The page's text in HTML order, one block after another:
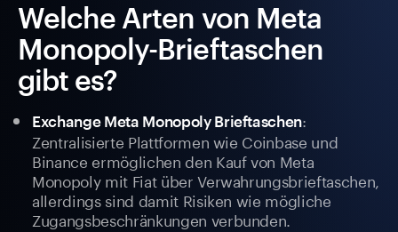
Welche Arten von Meta
Monopoly-Brieftaschen
gibt es?
Exchange Meta Monopoly Brieftaschen:
Zentralisierte Plattformen wie Coinbase und
Binance ermöglichen den Kauf von Meta
Monopoly mit Fiat über Verwahrungsbrieftaschen,
allerdings sind damit Risiken wie mögliche
Zugangsbeschränkungen verbunden.